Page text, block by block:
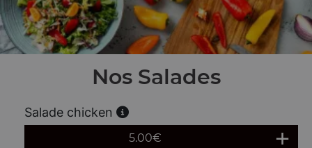
Nos Salades
Salade chicken
5.00€